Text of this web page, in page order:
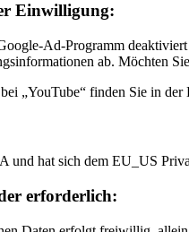
Einwilligung:
Ad-Programm
ab. Möchten
„YouTube“ finden Sie in der
und hat sich dem EU_US
erforderlich: